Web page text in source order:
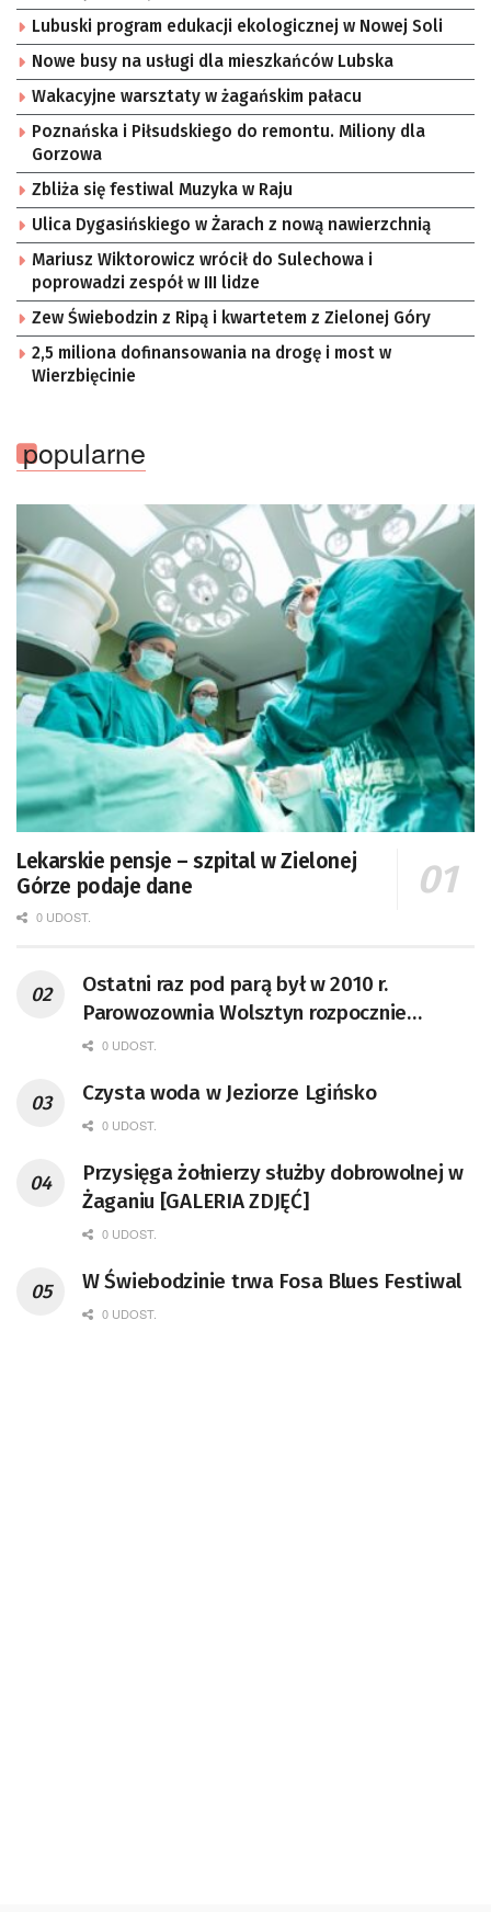
Lubuski program edukacji ekologicznej w Nowej Soli
Nowe busy na usługi dla mieszkańców Lubska
Wakacyjne warsztaty w żagańskim pałacu
Poznańska i Piłsudskiego do remontu. Miliony dla
Gorzowa
Zbliża się festiwal Muzyka w Raju
Ulica Dygasińskiego w Żarach z nową nawierzchnią
Mariusz Wiktorowicz wrócił do Sulechowa i
poprowadzi zespół w III lidze
Zew Świebodzin z Ripą i kwartetem z Zielonej Góry
2,5 miliona dofinansowania na drogę i most w
Wierzbięcinie
popularne
Lekarskie pensje – szpital w Zielonej
Górze podaje dane
0 UDOST.
Ostatni raz pod parą był w 2010 r.
Parowozownia Wolsztyn rozpocznie
remont unikatowego Tr5-65
0 UDOST.
Czysta woda w Jeziorze Lgińsko
0 UDOST.
Przysięga żołnierzy służby dobrowolnej w
Żaganiu [GALERIA ZDJĘĆ]
0 UDOST.
W Świebodzinie trwa Fosa Blues Festiwal
0 UDOST.